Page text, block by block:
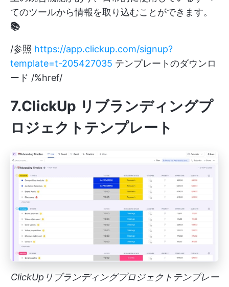
てのツールから情報を取り込むことができます。
📚
/参照 https://app.clickup.com/signup?
template=t-205427035 テンプレートのダウンロ
ード /%href/
7.ClickUp リブランディングプ
ロジェクトテンプレート
ClickUpリブランディングプロジェクトテンプレー